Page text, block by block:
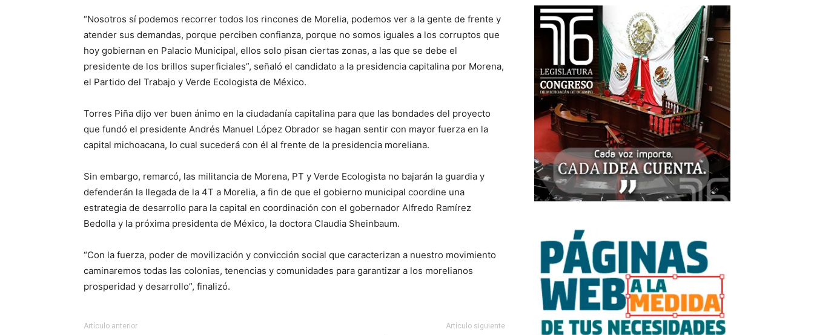
“Nosotros sí podemos recorrer todos los rincones de Morelia, podemos ver a la gente de frente y
atender sus demandas, porque perciben confianza, porque no somos iguales a los corruptos que
hoy gobiernan en Palacio Municipal, ellos solo pisan ciertas zonas, a las que se debe el
presidente de los brillos superficiales”, señaló el candidato a la presidencia capitalina por Morena,
el Partido del Trabajo y Verde Ecologista de México.
Torres Piña dijo ver buen ánimo en la ciudadanía capitalina para que las bondades del proyecto
que fundó el presidente Andrés Manuel López Obrador se hagan sentir con mayor fuerza en la
capital michoacana, lo cual sucederá con él al frente de la presidencia moreliana.
Sin embargo, remarcó, las militancia de Morena, PT y Verde Ecologista no bajarán la guardia y
defenderán la llegada de la 4T a Morelia, a fin de que el gobierno municipal coordine una
estrategia de desarrollo para la capital en coordinación con el gobernador Alfredo Ramírez
Bedolla y la próxima presidenta de México, la doctora Claudia Sheinbaum.
“Con la fuerza, poder de movilización y convicción social que caracterizan a nuestro movimiento
caminaremos todas las colonias, tenencias y comunidades para garantizar a los morelianos
prosperidad y desarrollo”, finalizó.
Artículo anterior Artículo siguiente